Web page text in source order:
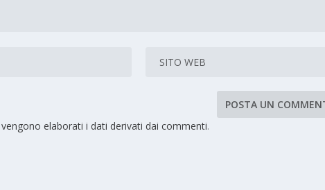
elaborati i dati derivati dai commenti.